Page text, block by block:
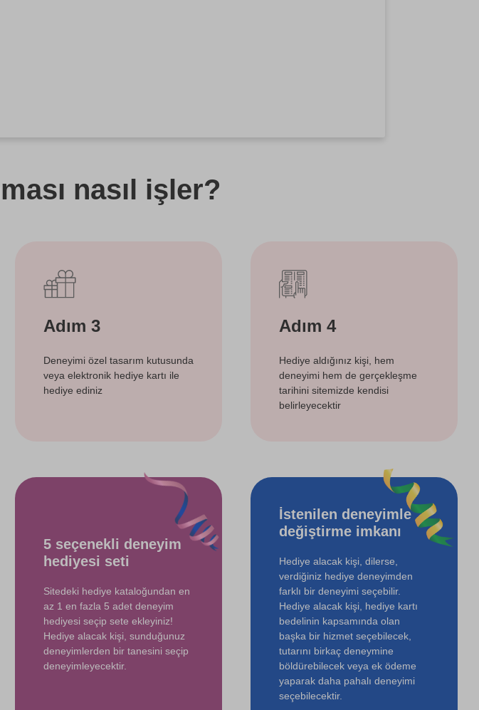
nasıl işler?
Adım 3
Deneyimi özel tasarım kutusunda
veya elektronik hediye kartı ile
hediye ediniz
Adım 4
Hediye aldığınız kişi, hem
deneyimi hem de gerçekleşme
tarihini sitemizde kendisi
belirleyecektir
5 seçenekli deneyim
hediyesi seti
Sitedeki hediye kataloğundan en
az 1 en fazla 5 adet deneyim
hediyesi seçip sete ekleyiniz!
Hediye alacak kişi, sunduğunuz
deneyimlerden bir tanesini seçip
deneyimleyecektir.
İstenilen deneyimle
değiştirme imkanı
Hediye alacak kişi, dilerse,
verdiğiniz hediye deneyimden
farklı bir deneyimi seçebilir.
Hediye alacak kişi, hediye kartı
bedelinin kapsamında olan
başka bir hizmet seçebilecek,
tutarını birkaç deneymine
böldürebilecek veya ek ödeme
yaparak daha pahalı deneyimi
seçebilecektir.